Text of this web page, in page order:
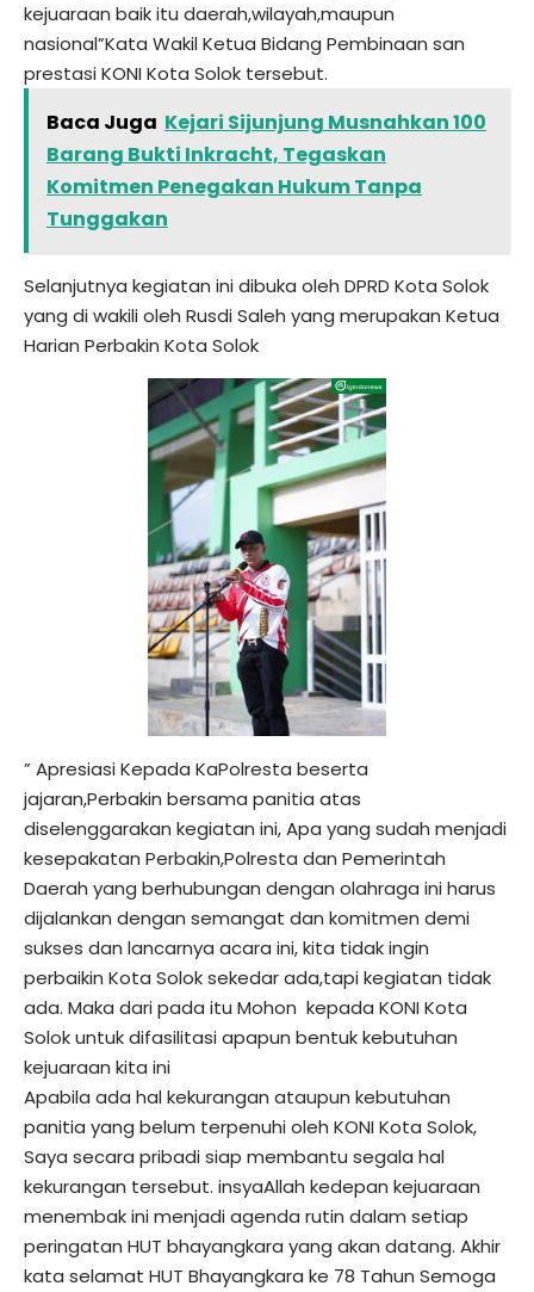
kejuaraan baik itu daerah,wilayah,maupun
nasional”Kata Wakil Ketua Bidang Pembinaan san
prestasi KONI Kota Solok tersebut.
Baca Juga Kejari Sijunjung Musnahkan 100
Barang Bukti Inkracht, Tegaskan
Komitmen Penegakan Hukum Tanpa
Tunggakan
Selanjutnya kegiatan ini dibuka oleh DPRD Kota Solok
yang di wakili oleh Rusdi Saleh yang merupakan Ketua
Harian Perbakin Kota Solok
” Apresiasi Kepada KaPolresta beserta
jajaran,Perbakin bersama panitia atas
diselenggarakan kegiatan ini, Apa yang sudah menjadi
kesepakatan Perbakin,Polresta dan Pemerintah
Daerah yang berhubungan dengan olahraga ini harus
dijalankan dengan semangat dan komitmen demi
sukses dan lancarnya acara ini, kita tidak ingin
perbaikin Kota Solok sekedar ada,tapi kegiatan tidak
ada. Maka dari pada itu Mohon kepada KONI Kota
Solok untuk difasilitasi apapun bentuk kebutuhan
kejuaraan kita ini
Apabila ada hal kekurangan ataupun kebutuhan
panitia yang belum terpenuhi oleh KONI Kota Solok,
Saya secara pribadi siap membantu segala hal
kekurangan tersebut. insyaAllah kedepan kejuaraan
menembak ini menjadi agenda rutin dalam setiap
peringatan HUT bhayangkara yang akan datang. Akhir
kata selamat HUT Bhayangkara ke 78 Tahun Semoga